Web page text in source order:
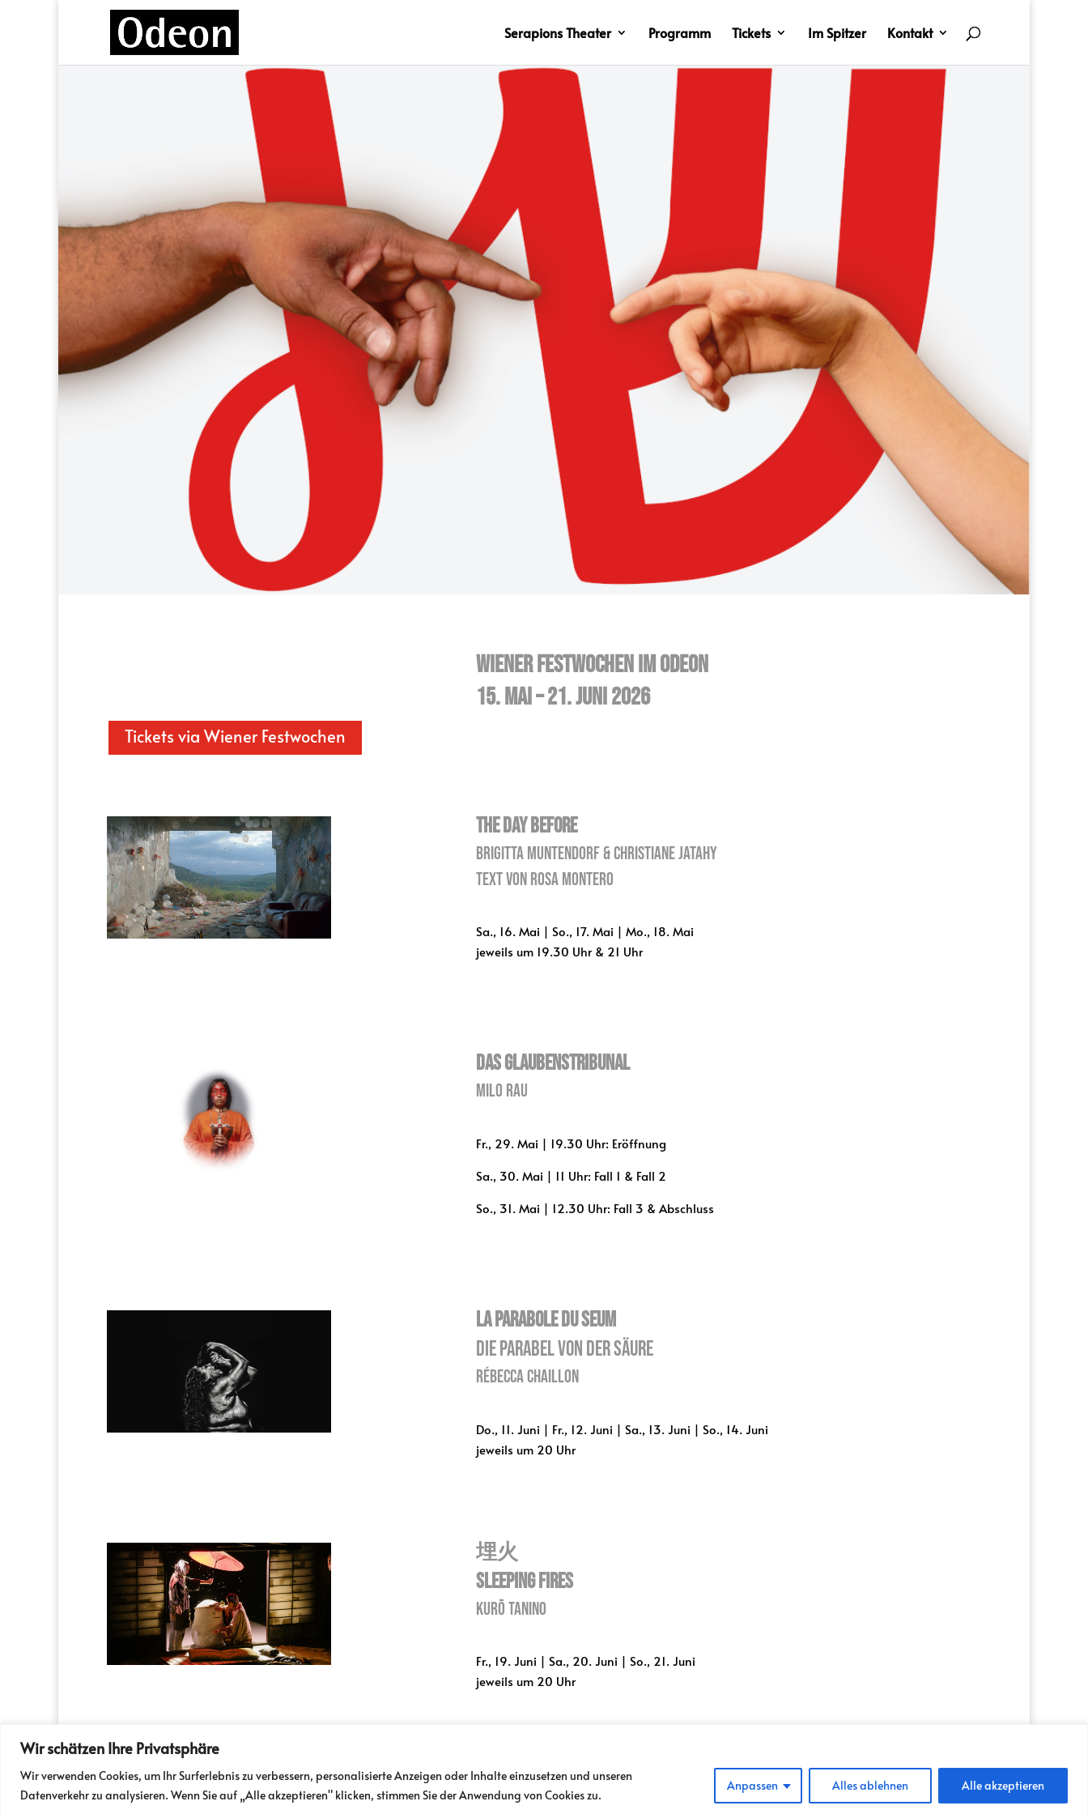
Wir schätzen Ihre Privatsphäre
Wir verwenden Cookies, um Ihr Surferlebnis zu verbessern, personalisierte Anzeigen oder Inhalte einzusetzen und unseren
Datenverkehr zu analysieren. Wenn Sie auf „Alle akzeptieren" klicken, stimmen Sie der Anwendung von Cookies zu.
Anpassen Alles ablehnen Alle akzeptieren
Serapions Theater Programm Tickets Im Spitzer Kontakt
Tickets via Wiener Festwochen
Wiener Festwochen im Odeon
15. Mai – 21. Juni 2026
The Day Before
Brigitta Muntendorf & Christiane Jatahy
Text von Rosa Montero
Sa., 16. Mai | So., 17. Mai | Mo., 18. Mai
jeweils um 19.30 Uhr & 21 Uhr
Das Glaubenstribunal
Milo Rau
Fr., 29. Mai | 19.30 Uhr: Eröffnung
Sa., 30. Mai | 11 Uhr: Fall 1 & Fall 2
So., 31. Mai | 12.30 Uhr: Fall 3 & Abschluss
La Parabole du Seum
Die Parabel von der Säure
Rébecca Chaillon
Do., 11. Juni | Fr., 12. Juni | Sa., 13. Juni | So., 14. Juni
jeweils um 20 Uhr
埋火
Sleeping Fires
Kurō Tanino
Fr., 19. Juni | Sa., 20. Juni | So., 21. Juni
jeweils um 20 Uhr
PRESSE PARTNER
Odeon | Taborstraße 10, 1020 Wien | Tel:01 / 216 51 27|info@odeon.at